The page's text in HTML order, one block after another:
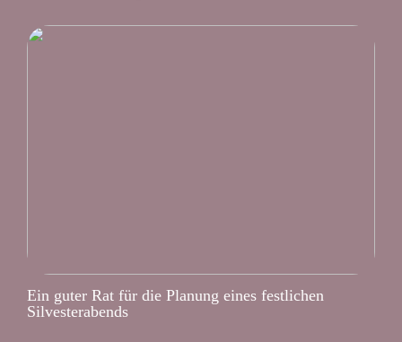
Ein guter Rat für die Planung eines festlichen
Silvesterabends